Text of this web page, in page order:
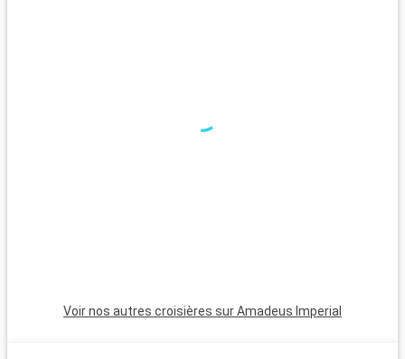
Voir nos autres croisières sur Amadeus Imperial